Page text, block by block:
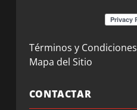
Términos y Condiciones
Mapa del Sitio
CONTACTAR